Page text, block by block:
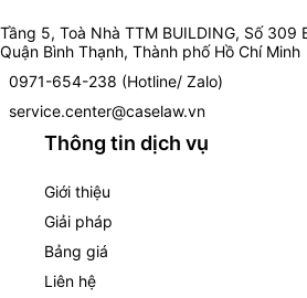
Tầng 5, Toà Nhà TTM BUILDING, Số 309
Quận Bình Thạnh, Thành phố Hồ Chí Minh
0971-654-238 (Hotline/ Zalo)
service.center@caselaw.vn
Thông tin dịch vụ
Giới thiệu
Giải pháp
Bảng giá
Liên hệ